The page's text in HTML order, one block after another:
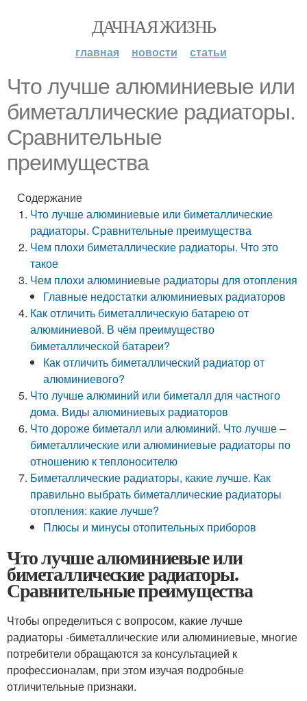
ДАЧНАЯ ЖИЗНЬ
главная новости статьи
Что лучше алюминиевые или
биметаллические радиаторы.
Сравнительные
преимущества
Содержание
Что лучше алюминиевые или биметаллические
радиаторы. Сравнительные преимущества
Чем плохи биметаллические радиаторы. Что это
такое
Чем плохи алюминиевые радиаторы для отопления
Главные недостатки алюминиевых радиаторов
Как отличить биметаллическую батарею от
алюминиевой. В чём преимущество
биметаллической батареи?
Как отличить биметаллический радиатор от
алюминиевого?
Что лучше алюминий или биметалл для частного
дома. Виды алюминиевых радиаторов
Что дороже биметалл или алюминий. Что лучше –
биметаллические или алюминиевые радиаторы по
отношению к теплоносителю
Биметаллические радиаторы, какие лучше. Как
правильно выбрать биметаллические радиаторы
отопления: какие лучше?
Плюсы и минусы отопительных приборов
Что лучше алюминиевые или
биметаллические радиаторы.
Сравнительные преимущества
Чтобы определиться с вопросом, какие лучше
радиаторы -биметаллические или алюминиевые, многие
потребители обращаются за консультацией к
профессионалам, при этом изучая подробные
отличительные признаки.